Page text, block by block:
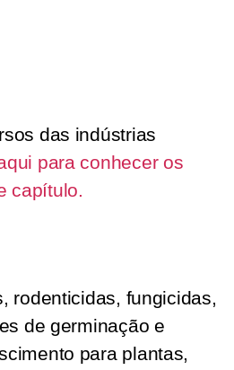
das indústrias
para conhecer os
capítulo.
rodenticidas, fungicidas,
de germinação e
para plantas,